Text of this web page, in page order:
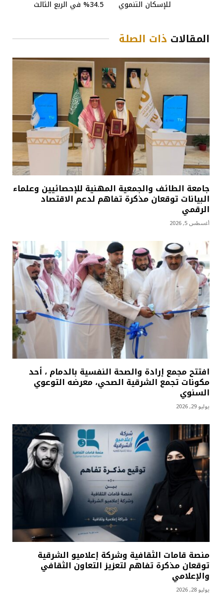
للإسكان التنموي 34.5% في الربع الثالث
المقالات ذات الصلة
جامعة الطائف والجمعية المهنية للإحصائيين وعلماء
البيانات توقعان مذكرة تفاهم لدعم الاقتصاد
الرقمي
أغسطس 5, 2026
افتتح مجمع إرادة والصحة النفسية بالدمام ، أحد
مكونات تجمع الشرقية الصحي، معرضه التوعوي
السنوي
يوليو 29, 2026
منصة قامات الثقافية وشركة إعلاميو الشرقية
توقعان مذكرة تفاهم لتعزيز التعاون الثقافي
والإعلامي
يوليو 28, 2026